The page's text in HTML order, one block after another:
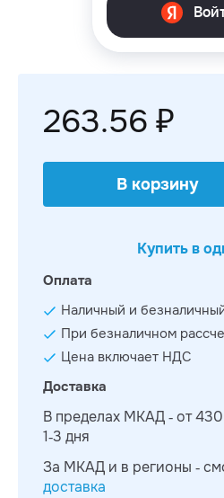
263.56 ₽
В корзину
Купить в
Оплата
Наличный и
При безналичном
Цена включает НДС
Доставка
В пределах МКАД - от
1-3 дня
За МКАД и в регионы -
доставка